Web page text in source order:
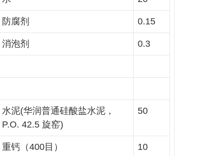
防腐剂 0.15
消泡剂 0.3
水泥(华润普通硅酸盐水泥，
P.O. 42.5 旋窑)
50
重钙（400目） 10